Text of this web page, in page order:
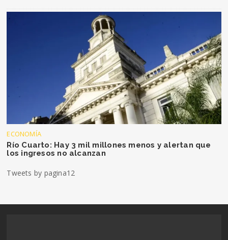
ECONOMÍA
Río Cuarto: Hay 3 mil millones menos y alertan que
los ingresos no alcanzan
Tweets by pagina12